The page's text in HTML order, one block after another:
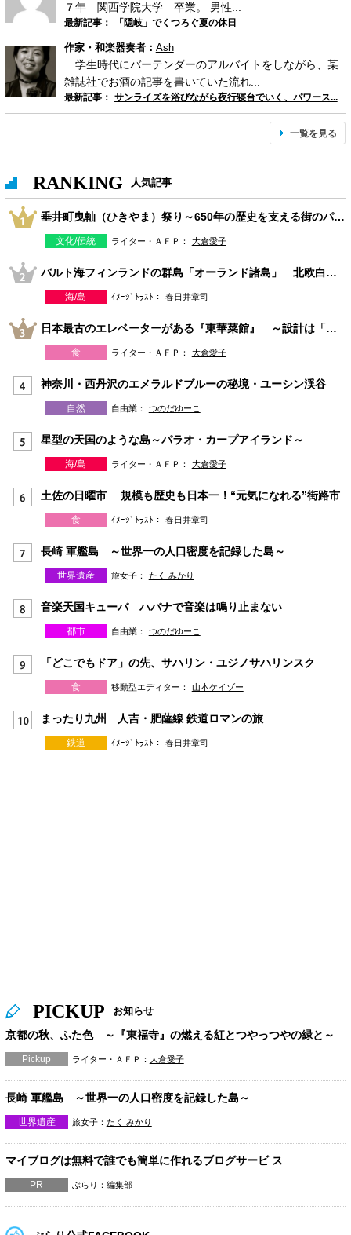
７年 関西学院大学 卒業。 男性...
最新記事： 「隠岐」でくつろぐ夏の休日
作家・和楽器奏者： Ash
学生時代にバーテンダーのアルバイトをしながら、某
雑誌社でお酒の記事を書いていた流れ...
最新記事： サンライズを浴びながら夜行寝台でいく、パワース...
一覧を見る
RANKING 人気記事
垂井町曳軕（ひきやま）祭り～650年の歴史を支える街のパワー～
文化/伝統 ライター・ＡＦＰ： 大倉愛子
バルト海フィンランドの群島「オーランド諸島」 北欧白夜の夏旅
海/島 ｲﾒｰｼﾞﾄﾗｽﾄ： 春日井章司
日本最古のエレベーターがある『東華菜館』 ～設計は「天皇を守ったアメリカ人」Ｗ・ヴォーリズ～
食 ライター・ＡＦＰ： 大倉愛子
神奈川・西丹沢のエメラルドブルーの秘境・ユーシン渓谷
自然 自由業： つのだゆーこ
星型の天国のような島～パラオ・カープアイランド～
海/島 ライター・ＡＦＰ： 大倉愛子
土佐の日曜市 規模も歴史も日本一！“元気になれる”街路市
食 ｲﾒｰｼﾞﾄﾗｽﾄ： 春日井章司
長崎 軍艦島 ～世界一の人口密度を記録した島～
世界遺産 旅女子： たく みかり
音楽天国キューバ ハバナで音楽は鳴り止まない
都市 自由業： つのだゆーこ
「どこでもドア」の先、サハリン・ユジノサハリンスク
食 移動型エディター： 山本ケイゾー
まったり九州 人吉・肥薩線 鉄道ロマンの旅
鉄道 ｲﾒｰｼﾞﾄﾗｽﾄ： 春日井章司
PICKUP お知らせ
京都の秋、ふた色 ～『東福寺』の燃える紅とつやっつやの緑と～
Pickup ライター・ＡＦＰ： 大倉愛子
長崎 軍艦島 ～世界一の人口密度を記録した島～
世界遺産 旅女子： たく みかり
マイブログは無料で誰でも簡単に作れるブログサービ ス
PR ぶらり： 編集部